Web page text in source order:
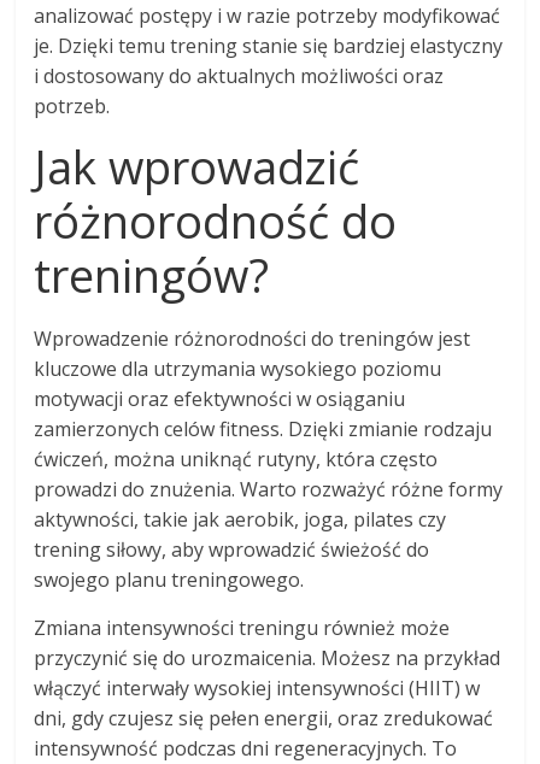
analizować postępy i w razie potrzeby modyfikować
je. Dzięki temu trening stanie się bardziej elastyczny
i dostosowany do aktualnych możliwości oraz
potrzeb.
Jak wprowadzić
różnorodność do
treningów?
Wprowadzenie różnorodności do treningów jest
kluczowe dla utrzymania wysokiego poziomu
motywacji oraz efektywności w osiąganiu
zamierzonych celów fitness. Dzięki zmianie rodzaju
ćwiczeń, można uniknąć rutyny, która często
prowadzi do znużenia. Warto rozważyć różne formy
aktywności, takie jak aerobik, joga, pilates czy
trening siłowy, aby wprowadzić świeżość do
swojego planu treningowego.
Zmiana intensywności treningu również może
przyczynić się do urozmaicenia. Możesz na przykład
włączyć interwały wysokiej intensywności (HIIT) w
dni, gdy czujesz się pełen energii, oraz zredukować
intensywność podczas dni regeneracyjnych. To